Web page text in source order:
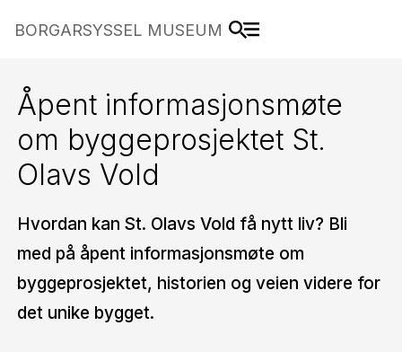
BORGARSYSSEL MUSEUM
Åpent informasjonsmøte
om byggeprosjektet St.
Olavs Vold
Hvordan kan St. Olavs Vold få nytt liv? Bli
med på åpent informasjonsmøte om
byggeprosjektet, historien og veien videre for
det unike bygget.